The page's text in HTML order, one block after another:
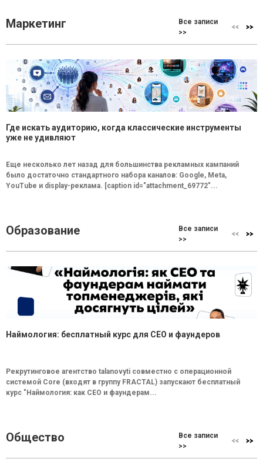
Маркетинг
Все записи
>>
Где искать аудиторию, когда классические инструменты
уже не удивляют
Еще несколько лет назад для большинства рекламных кампаний
было достаточно стандартного набора каналов: Google, Meta,
YouTube и display-реклама. [caption id="attachment_69772"...
Образование
Все записи
>>
Наймология: бесплатный курс для CEO и фаундеров
Рекрутинговое агентство talanovyti совместно с операционной
системой Core (входят в группу FRACTAL) запускают бесплатный
курс "Наймология: как СEO и фаундерам...
Общество
Все записи
>>